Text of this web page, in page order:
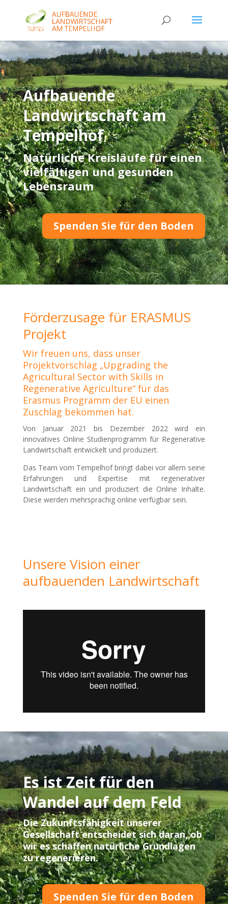
Aufbauende
Landwirtschaft am
Tempelhof
Natürliche Kreisläufe für einen
vielfältigen und gesunden
Lebensraum
Spenden Sie für den Boden
Förderzusage für ERASMUS
Projekt
Wir freuen uns, dass unser
Projektvorschlag „Upgrading the
Agricultural Sector with Skills in
Regenerative Agriculture“ für das
Erasmus Programm der EU einen
Zuschlag bekommen hat.
Von Januar 2021 bis Dezember 2022 wird ein
innovatives Online Studienprogramm für Regenerative
Landwirtschaft entwickelt und produziert.
Das Team vom Tempelhof bringt dabei vor allem seine
Erfahrungen und Expertise mit regenerativer
Landwirtschaft ein und produziert die Online Inhalte.
Diese werden mehrsprachig online verfügbar sein.
Unsere Vision einer
aufbauenden Landwirtschaft
Es ist Zeit für den
Wandel auf dem Feld
Die Zukunftsfähigkeit unserer
Gesellschaft entscheidet sich daran, ob
wir es schaffen natürliche Grundlagen
zu regenerieren.
Spenden Sie für den Boden